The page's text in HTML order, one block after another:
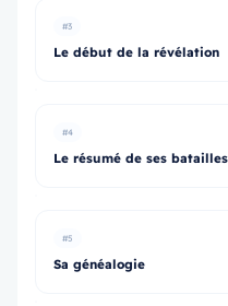
#3
Le début de la révélation
#4
#5
Sa généalogie